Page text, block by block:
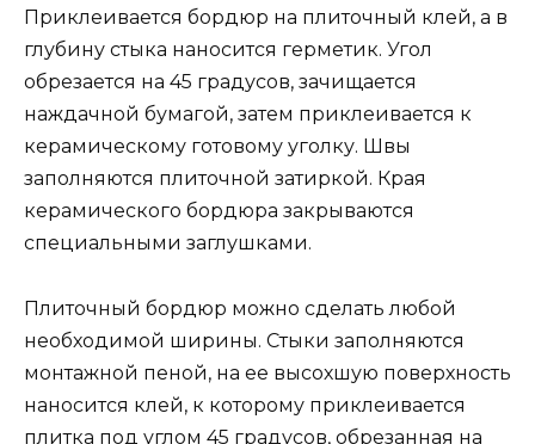
Приклеивается бордюр на плиточный клей, а в
глубину стыка наносится герметик. Угол
обрезается на 45 градусов, зачищается
наждачной бумагой, затем приклеивается к
керамическому готовому уголку. Швы
заполняются плиточной затиркой. Края
керамического бордюра закрываются
специальными заглушками.
Плиточный бордюр можно сделать любой
необходимой ширины. Стыки заполняются
монтажной пеной, на ее высохшую поверхность
наносится клей, к которому приклеивается
плитка под углом 45 градусов, обрезанная на